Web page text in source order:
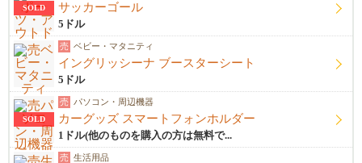
SOLD サッカーゴール
5ドル
売 ベビー・マタニティ
イングリッシーナ ブースターシート
5ドル
SOLD
売 パソコン・周辺機器
カーグッズ スマートフォンホルダー
1ドル(他のものを購入の方は無料で...
売 生活用品